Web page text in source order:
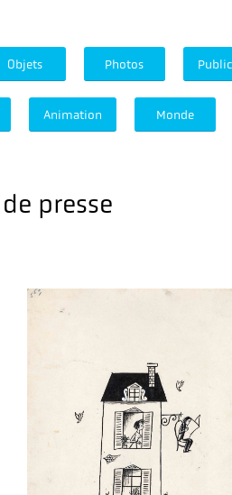
Objets Photos
Animation Monde
presse